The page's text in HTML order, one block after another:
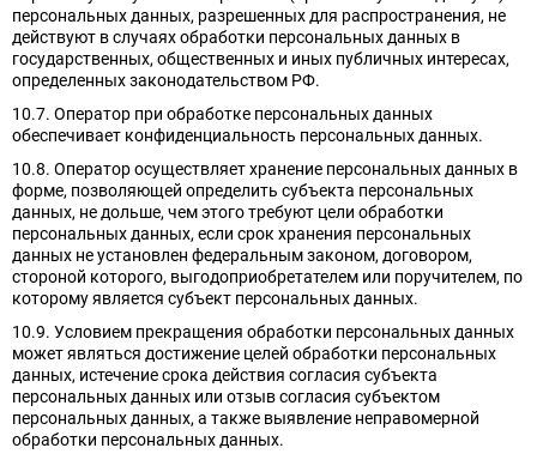
персональных данных, разрешенных для распространения, не
действуют в случаях обработки персональных данных в
государственных, общественных и иных публичных интересах,
определенных законодательством РФ.
10.7. Оператор при обработке персональных данных
обеспечивает конфиденциальность персональных данных.
10.8. Оператор осуществляет хранение персональных данных в
форме, позволяющей определить субъекта персональных
данных, не дольше, чем этого требуют цели обработки
персональных данных, если срок хранения персональных
данных не установлен федеральным законом, договором,
стороной которого, выгодоприобретателем или поручителем, по
которому является субъект персональных данных.
10.9. Условием прекращения обработки персональных данных
может являться достижение целей обработки персональных
данных, истечение срока действия согласия субъекта
персональных данных или отзыв согласия субъектом
персональных данных, а также выявление неправомерной
обработки персональных данных.